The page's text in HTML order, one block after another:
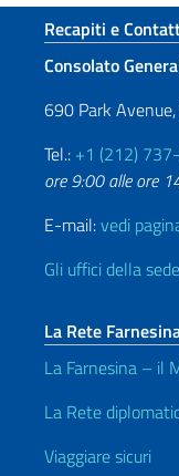
Sezione
Recapiti e
Consolato
690 Park
Tel.: +1 (212)
ore 9:00 alle ore
E-mail:vedi
Gli uffici della sede
La Rete
La Farnesina – il
La Rete
Viaggiare sicuri